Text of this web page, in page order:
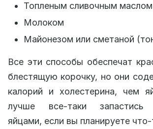
Топленым сливочным
Молоком
Майонезом или сметаной
Все эти способы обеспечат
блестящую корочку, но они
калорий и холестерина, чем
лучше все-таки запастись
яйцами, если вы планируете